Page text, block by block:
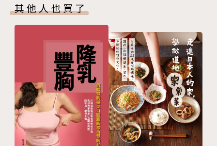
全都是為了幫上門的客人，抵禦暖簾外的寒冷和疲憊。
對舒適度的極致講究和完美的距離感是最大特色。
一旦踏入就捨不得離開的舒適度，以及用當地產食材製
成的優質下酒菜。
▍總有一家店，能讓我們不用刻意交談，也能隔絕世俗
繁華的疲憊──
居酒屋的「居」字同時代表著舒適度（居心地）與歸屬
感（居場所）。
拚盡全力傳承下去的不只是歷史，更是人生的軌跡和生
赤津加 東京都千代田區外神田
鍵屋 東京都台東區根岸
Fukube 東京都中央區八重洲
COLUMN 3 酒燗器
岸田屋 東京都中央區月島
Shinsuke 東京都文京區湯島
伊勢藤 東京都新宿區神樂坂
COLUMN 4 美人圖海報
齊藤酒場 東京都北區上十條
Ranman 東京都中野區中野
其他人也買了